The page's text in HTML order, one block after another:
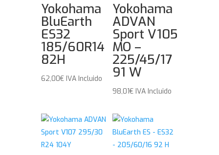
Yokohama
BluEarth
ES32
185/60R14
82H
62,00€ IVA Incluido
Yokohama
ADVAN
Sport V105
MO –
225/45/17
91 W
98,01€ IVA Incluido